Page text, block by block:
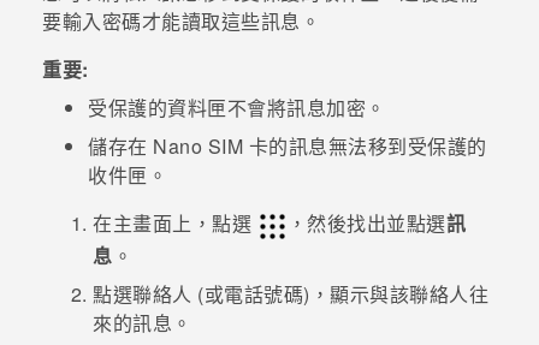
優惠專區
焦點訊息
校園專案
企業採購
銷售門市
支援服務
VIVELAND
要輸入密碼才能讀取這些訊息。
重要:
受保護的資料匣不會將訊息加密。
儲存在 Nano SIM 卡的訊息無法移到受保護的
收件匣。
在主畫面上，點選 ，然後找出並點選訊
息 。
點選聯絡人 (或電話號碼)，顯示與該聯絡人往
來的訊息。